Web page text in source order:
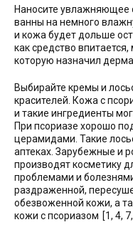
Наносите увлажняющее
ванны на немного
и кожа будет дольше
как средство
которую назначил
Выбирайте кремы и
красителей. Кожа с
и такие ингредиенты
При псориазе хорошо
церамидами. Такие
аптеках. Зарубежные и
производят косметику
проблемами и
раздраженной,
обезвоженной кожи, а
кожи с псориазом [1, 4, 7,